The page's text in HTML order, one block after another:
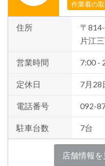
作業着の
住所
〒
片江
営業時間 7:00 -
定休日 7月28
電話番号 092-
駐車台数 7台
店舗情報を